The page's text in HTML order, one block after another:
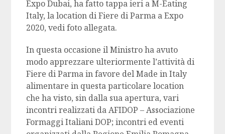
Expo Dubai, ha fatto tappa ieri a M-Eating
Italy, la location di Fiere di Parma a Expo
2020, vedi foto allegata.
In questa occasione il Ministro ha avuto
modo apprezzare ulteriormente l’attività di
Fiere di Parma in favore del Made in Italy
alimentare in questa particolare location
che ha visto, sin dalla sua apertura, vari
incontri realizzati da AFIDOP – Associazione
Formaggi Italiani DOP; incontri ed eventi